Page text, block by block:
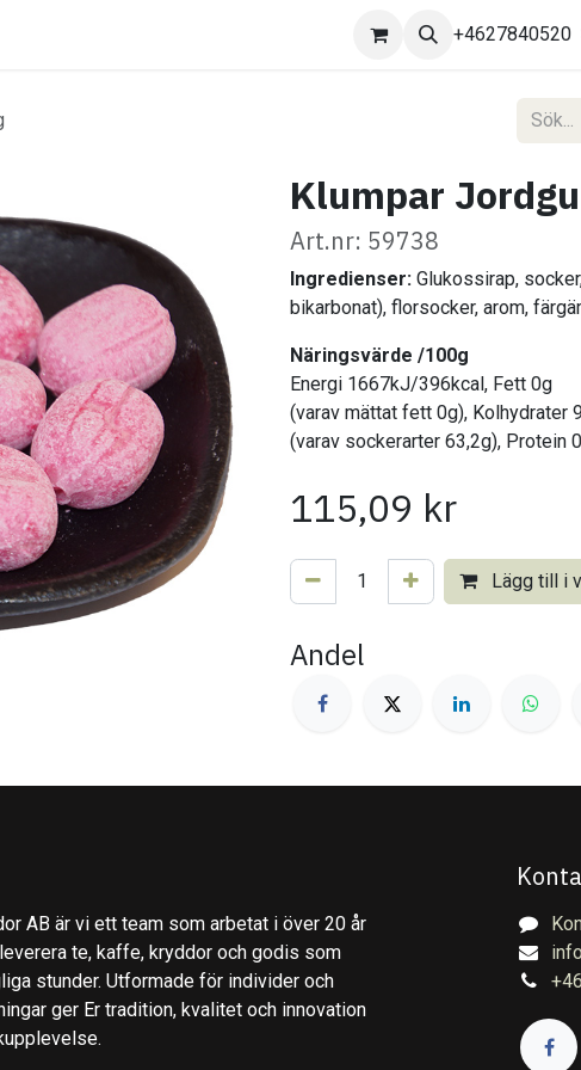
+4627840520
Klumpar
Art.nr: 59738
Ingredienser: Glukossirap,
bikarbonat), florsocker, arom,
Näringsvärde /100g
Energi 1667kJ/396kcal, Fett 0g
(varav mättat fett 0g), Kolhydrater
(varav sockerarter 63,2g), Protein
115,09 kr
Lägg till i
Andel
AB är vi ett team som arbetat i över 20 år
te, kaffe, kryddor och godis som
stunder. Utformade för individer och
ger Er tradition, kvalitet och innovation